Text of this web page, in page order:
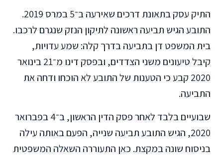
התיק עסק בתאונת דרכים שאירעה ב־5 במרס 2019.
התובע הגיש תביעה ראשונה לתיקון הנזק שנגרם לרכבו.
בית המשפט דן בתביעה בדרך קלה: שמע עדויות,
קיבל טיעונים משני הצדדים, ובפסק דינו מ־21 בינואר
2020 קבע כי הטענות של התובע לא הוכחו ודחה את
התביעה.
שבועיים בלבד לאחר פסק הדין הראשון, ב־4 בפברואר
2020, הגיש התובע תביעה שנייה, הפעם באותה עילה
בניסוח שונה במקצת. כאן התעוררה השאלה המשפטית